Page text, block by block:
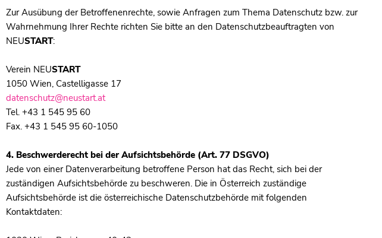
Zur Ausübung der Betroffenenrechte, sowie Anfragen zum Thema Datenschutz bzw. zur
Wahrnehmung Ihrer Rechte richten Sie bitte an den Datenschutzbeauftragten von
NEUSTART:
Verein NEUSTART
1050 Wien, Castelligasse 17
datenschutz@neustart.at
Tel. +43 1 545 95 60
Fax. +43 1 545 95 60-1050
4. Beschwerderecht bei der Aufsichtsbehörde (Art. 77 DSGVO)
Jede von einer Datenverarbeitung betroffene Person hat das Recht, sich bei der
zuständigen Aufsichtsbehörde zu beschweren. Die in Österreich zuständige
Aufsichtsbehörde ist die österreichische Datenschutzbehörde mit folgenden
Kontaktdaten: